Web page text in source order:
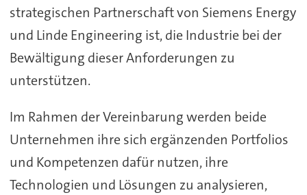
strategischen Partnerschaft von Siemens Energy
und Linde Engineering ist, die Industrie bei der
Bewältigung dieser Anforderungen zu
unterstützen.
Im Rahmen der Vereinbarung werden beide
Unternehmen ihre sich ergänzenden Portfolios
und Kompetenzen dafür nutzen, ihre
Technologien und Lösungen zu analysieren,